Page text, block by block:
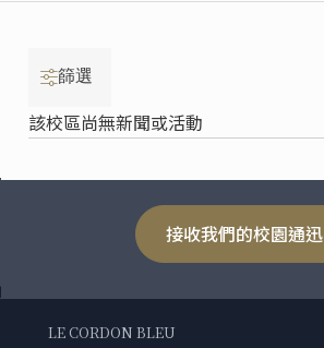
篩選
該校區尚無新聞或活動
接收我們的校園通迅
LE CORDON BLEU